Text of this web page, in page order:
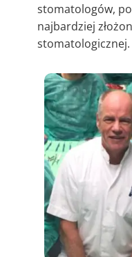
stomatologów,
najbardziej
stomatologicznej.